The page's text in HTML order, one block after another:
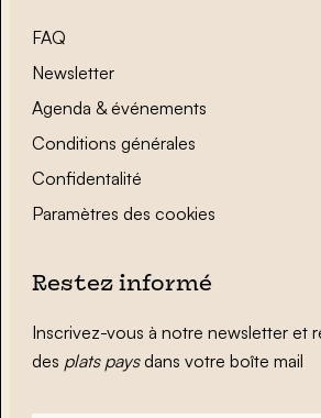
FAQ
Newsletter
Agenda & événements
Conditions générales
Confidentalité
Paramètres des cookies
Restez informé
Inscrivez-vous à notre newsletter et
des plats paysdans votre boîte mail